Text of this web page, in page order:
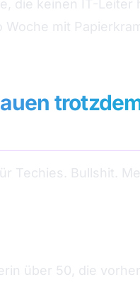
die keinen IT-Leiter
mit
Techies. Bullshit.
über 50, die